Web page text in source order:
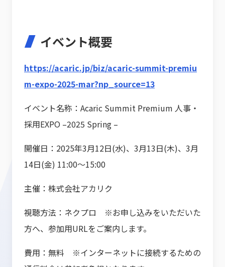
イベント概要
https://acaric.jp/biz/acaric-summit-premiu
m-expo-2025-mar?np_source=13
イベント名称：Acaric Summit Premium 人事・
採用EXPO –2025 Spring –
開催日：2025年3月12日(水)、3月13日(木)、3月
14日(金) 11:00〜15:00
主催：株式会社アカリク
視聴方法：ネクプロ ※お申し込みをいただいた
方へ、参加用URLをご案内します。
費用：無料 ※インターネットに接続するための